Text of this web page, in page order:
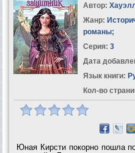
Автор:
Жанр:
романы;
Серия: 3
Дата
Язык книги:
Кол-во
Юная Кирсти покорно пошла